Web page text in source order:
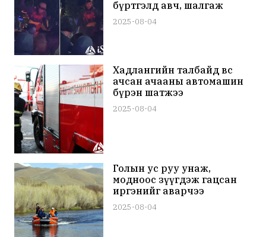
бүртгэлд авч, шалгаж
эхэлжээ
2025-08-04
Хадлангийн талбайд өвс
ачсан ачааны автомашин
бүрэн шатжээ
2025-08-04
Голын ус руу унаж,
модноос зүүгдэж гацсан
иргэнийг аварчээ
2025-08-04